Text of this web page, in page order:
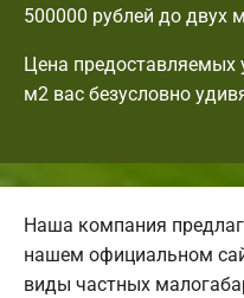
500000 рублей до двух
Цена предоставляемых
м2 вас безусловно
Наша компания
нашем официальном
виды частных